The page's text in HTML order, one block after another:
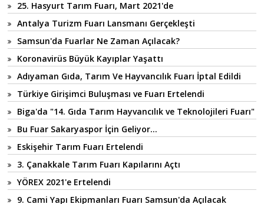
25. Hasyurt Tarım Fuarı, Mart 2021'de
Antalya Turizm Fuarı Lansmanı Gerçekleşti
Samsun'da Fuarlar Ne Zaman Açılacak?
Koronavirüs Büyük Kayıplar Yaşattı
Adıyaman Gıda, Tarım Ve Hayvancılık Fuarı İptal Edildi
Türkiye Girişimci Buluşması ve Fuarı Ertelendi
Biga'da "14. Gıda Tarım Hayvancılık ve Teknolojileri Fuarı"
Bu Fuar Sakaryaspor İçin Geliyor...
Eskişehir Tarım Fuarı Ertelendi
3. Çanakkale Tarım Fuarı Kapılarını Açtı
YÖREX 2021'e Ertelendi
9. Cami Yapı Ekipmanları Fuarı Samsun'da Açılacak